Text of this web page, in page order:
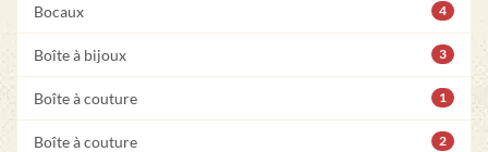
Bocaux 4
Boîte à bijoux 3
Boîte à couture 1
Boîte à couture 2